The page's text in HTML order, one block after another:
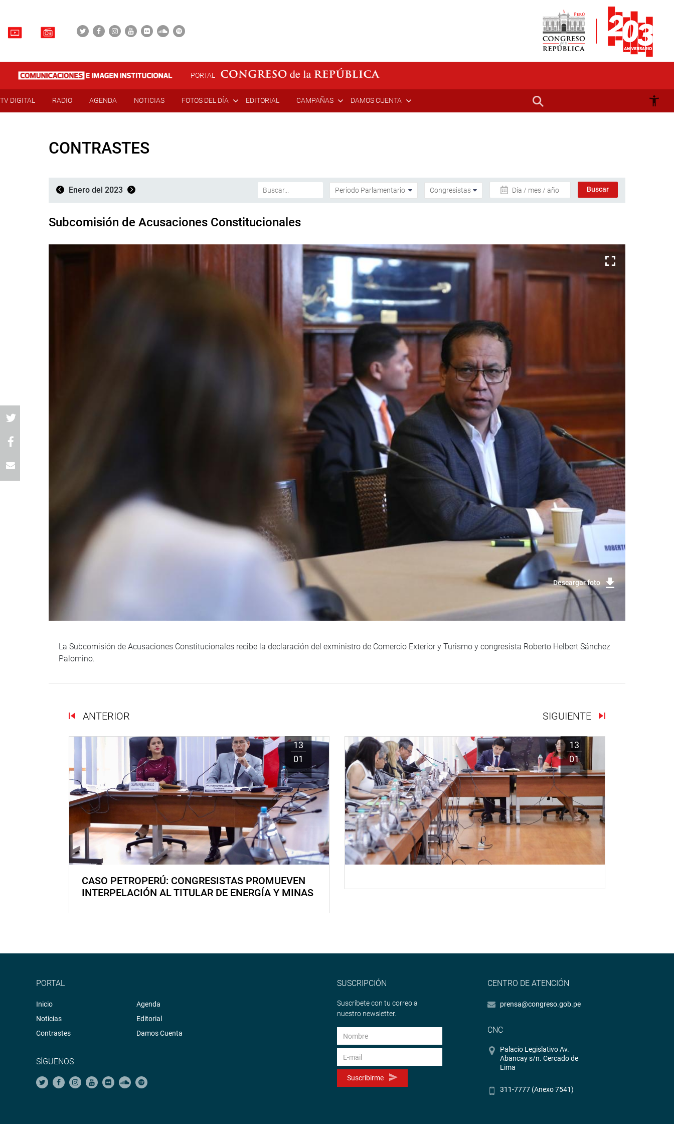
PORTAL
TV DIGITAL RADIO AGENDA NOTICIAS FOTOS DEL DÍA EDITORIAL CAMPAÑAS DAMOS CUENTA
CONTRASTES
Enero del 2023 Día / mes / año
Subcomisión de Acusaciones Constitucionales
Descargar foto
La Subcomisión de Acusaciones Constitucionales recibe la declaración del exministro de Comercio Exterior y Turismo y congresista Roberto Helbert Sánchez
Palomino.
ANTERIOR SIGUIENTE
13
01
CASO PETROPERÚ: CONGRESISTAS PROMUEVEN
INTERPELACIÓN AL TITULAR DE ENERGÍA Y MINAS
13
01
PORTAL
Inicio
Noticias
Contrastes
Agenda
Editorial
Damos Cuenta
SÍGUENOS
SUSCRIPCIÓN
Suscríbete con tu correo a
nuestro newsletter.
Suscribirme
CENTRO DE ATENCIÓN
prensa@congreso.gob.pe
CNC
Palacio Legislativo Av.
Abancay s/n. Cercado de
Lima
311-7777 (Anexo 7541)